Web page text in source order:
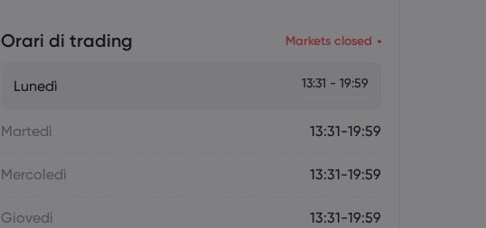
Orari di trading Markets closed
Lunedì 13:31 - 19:59
Martedì 13:31-19:59
Mercoledì 13:31-19:59
Giovedi 13:31-19:59